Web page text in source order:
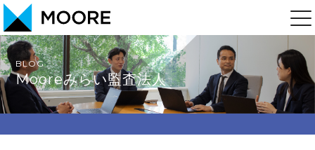
BLOG
Mooreみらい監査法人